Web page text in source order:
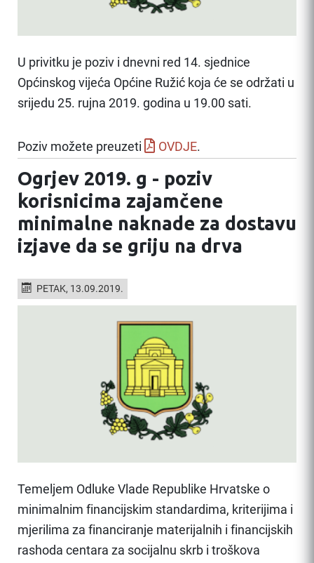
U privitku je poziv i dnevni red 14. sjednice
Općinskog vijeća Općine Ružić koja će se održati u
srijedu 25. rujna 2019. godina u 19.00 sati.
Poziv možete preuzeti OVDJE.
Ogrjev 2019. g - poziv
korisnicima zajamčene
minimalne naknade za dostavu
izjave da se griju na drva
PETAK, 13.09.2019.
Temeljem Odluke Vlade Republike Hrvatske o
minimalnim financijskim standardima, kriterijima i
mjerilima za financiranje materijalnih i financijskih
rashoda centara za socijalnu skrb i troškova